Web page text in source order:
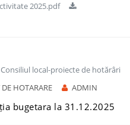
2025.pdf
Consiliul local-proiecte de hotărâri
HOTARARE
ADMIN
bugetara la 31.12.2025